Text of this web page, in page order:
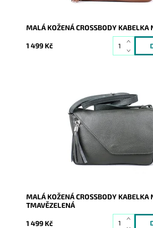
MALÁ KOŽENÁ CROSSBODY KABELKA
1 499 Kč
Tmavězelená kožená kabelka ideální
velikosti, kterou lze nosit jako crossbody
rameni podél...
Skladem
16601
Vera Pelle
2 roky
MALÁ KOŽENÁ CROSSBODY KABELKA
TMAVĚZELENÁ
1 499 Kč